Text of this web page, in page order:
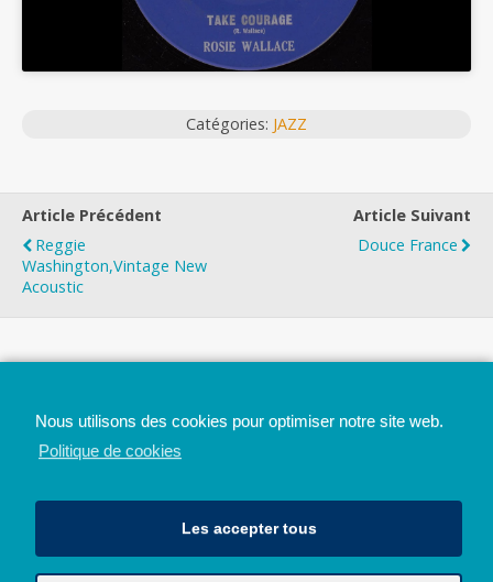
Catégories: JAZZ
Article Précédent
Reggie
Washington,Vintage New
Acoustic
Article Suivant
Douce France
Nous utilisons des cookies pour optimiser notre site web.
Politique de cookies
Les accepter tous